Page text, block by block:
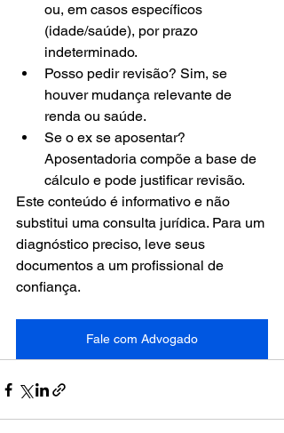
ou, em casos específicos
(idade/saúde), por prazo
indeterminado.
Posso pedir revisão? Sim, se
houver mudança relevante de
renda ou saúde.
Se o ex se aposentar?
Aposentadoria compõe a base de
cálculo e pode justificar revisão.
Este conteúdo é informativo e não
substitui uma consulta jurídica. Para um
diagnóstico preciso, leve seus
documentos a um profissional de
confiança.
Fale com Advogado